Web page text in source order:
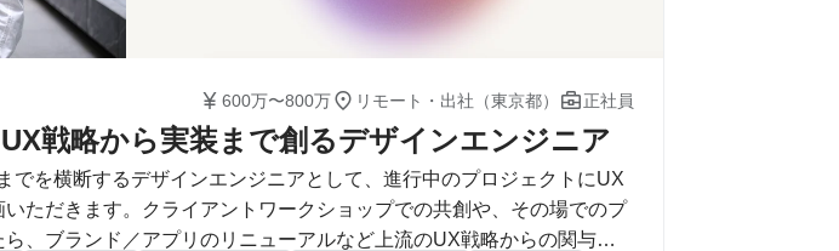
 600万〜800万 リモート・出社（東京都） 正社員
戦略から実装まで創るデザインエンジニア
でを横断するデザインエンジニアとして、進行中のプロジェクトにUX
ただきます。クライアントワークショップでの共創や、その場でのプ
、ブランド／アプリのリニューアルなど上流のUX戦略からの関与、